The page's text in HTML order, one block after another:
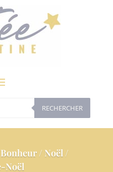
RECHERCHER
/ Noël/
Noël
modal-check